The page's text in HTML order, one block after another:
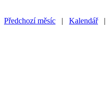
Předchozí měsíc | Kalendář|